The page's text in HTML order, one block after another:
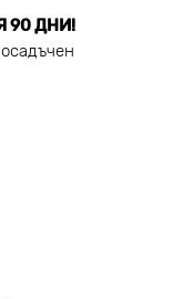
90 ДНИ!